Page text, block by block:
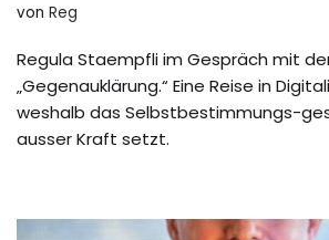
von Reg
Regula Staempfli im Gespräch mit
„Gegenauklärung.“ Eine Reise in
weshalb das Selbstbestimmungs-
ausser Kraft setzt.